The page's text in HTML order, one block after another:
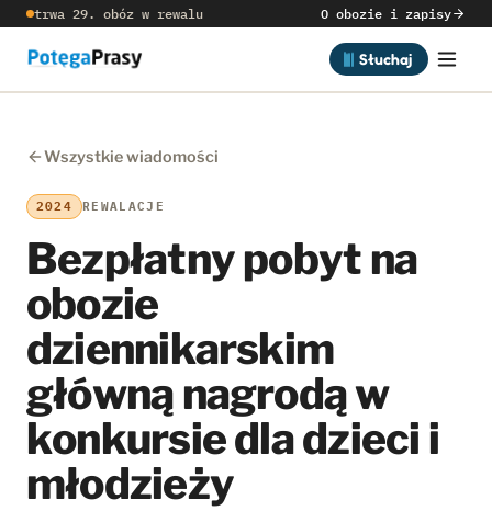
trwa 29. obóz w rewalu O obozie i zapisy
Słuchaj
Wszystkie wiadomości
2024 REWALACJE
Bezpłatny pobyt na
obozie
dziennikarskim
główną nagrodą w
konkursie dla dzieci i
młodzieży